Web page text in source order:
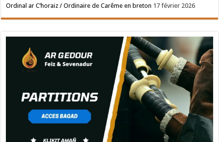
Ordinal ar C’horaiz / Ordinaire de Carême en breton 17 février 2026